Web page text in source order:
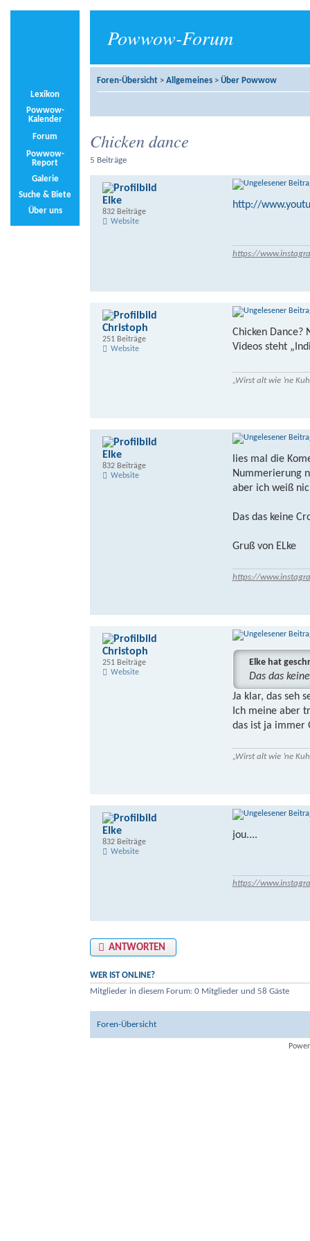
Powwow-Forum
Lexikon
Powwow-
Kalender
Forum
Powwow-
Report
Galerie
Suche & Biete
Über uns
Foren-Übersicht > Allgemeines > Über Powwow
Chicken dance
5 Beiträge
http://
https://
Elke
832 Beiträge
Website
Chicken Dance?
Videos steht
„Wirst alt wie ’ne
Christoph
251 Beiträge
Website
lies mal die
Nummerierung
aber ich weiß
Das das keine
Gruß von ELke
https://
Elke
832 Beiträge
Website
Elke hat
Das das
Ja klar, das seh
Ich meine aber
das ist ja immer
„Wirst alt wie ’ne
Christoph
251 Beiträge
Website
jou....
https://
Elke
832 Beiträge
Website
ANTWORTEN
WER IST ONLINE?
Mitglieder in diesem Forum: 0 Mitglieder und 58 Gäste
Foren-Übersicht